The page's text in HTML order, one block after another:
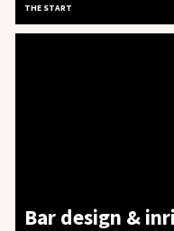
THE START
Bar design &